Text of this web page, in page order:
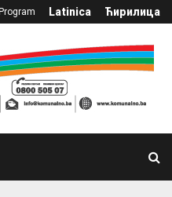
Program Latinica Ћирилица